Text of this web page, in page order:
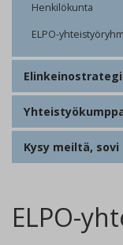
Henkilökunta
ELPO-
Kysy meiltä,
ELPO-